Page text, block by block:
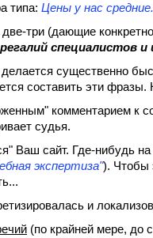
типа: Цены у нас
три (дающие
специалистов и
существенно
составить эти фразы.
комментарием к
судья.
Ваш сайт. Где-нибудь
экспертиза"). Чтобы
и
(по крайней мере, до